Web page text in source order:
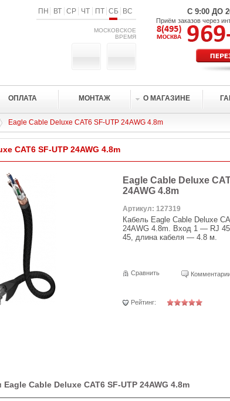
ПН ВТ СР ЧТ ПТ СБ ВС
МОСКОВСКОЕ
ВРЕМЯ
С 9:00 ДО
Приём заказов через
ОПЛАТА МОНТАЖ О МАГАЗИНЕ
Eagle Cable Deluxe CAT6 SF-UTP 24AWG 4.8m
CAT6 SF-UTP 24AWG 4.8m
Eagle Cable Deluxe
24AWG 4.8m
Артикул: 127319
Кабель Eagle Cable Deluxe
24AWG 4.8m. Вход 1 — RJ
45, длина кабеля — 4.8 м.
Сравнить
Рейтинг:
Eagle Cable Deluxe CAT6 SF-UTP 24AWG 4.8m